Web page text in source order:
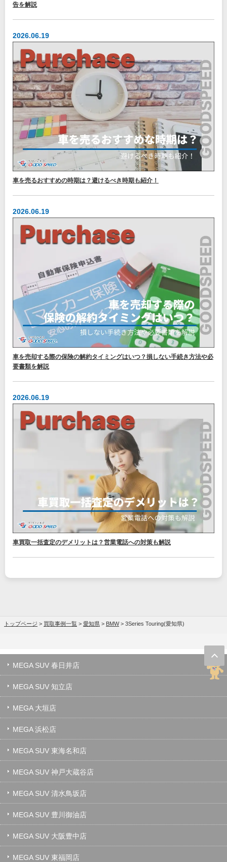
告を解説
2026.06.19
車を売るおすすめの時期は？避けるべき時期も紹介！
2026.06.19
車を売却する際の保険の解約タイミングはいつ？損しない手続き方法や必
要書類を解説
2026.06.19
車買取一括査定のデメリットは？営業電話への対策も解説
トップページ > 買取事例一覧 > 愛知県 > BMW> 3Series Touring(愛知県)
MEGA SUV 春日井店
MEGA SUV 知立店
MEGA 大垣店
MEGA 浜松店
MEGA SUV 東海名和店
MEGA SUV 神戸大蔵谷店
MEGA SUV 清水鳥坂店
MEGA SUV 豊川御油店
MEGA SUV 大阪豊中店
MEGA SUV 東福岡店